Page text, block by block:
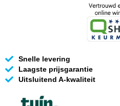
Snelle levering
Laagste prijsgarantie
Uitsluitend A-kwaliteit